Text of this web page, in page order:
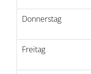
Donnerstag
Freitag